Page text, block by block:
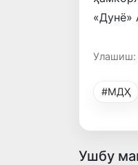
«Дунё»
Улашиш:
#МДҲ
Ушбу